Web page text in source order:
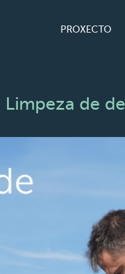
PROXECTO
Limpeza de